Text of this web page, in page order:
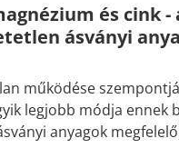
és cink
ásványi
működése
legjobb módja ennek
anyagok